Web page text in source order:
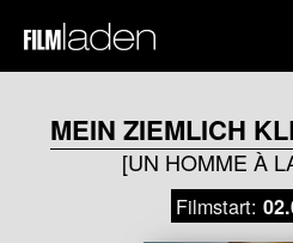
MEIN ZIEMLICH
[UN HOMME À
Filmstart: